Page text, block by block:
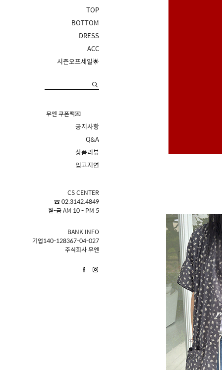
TOP
BOTTOM
DRESS
ACC
시즌오프세일🌟
무엔 쿠폰팩💌
공지사항
Q&A
상품리뷰
입고지연
CS CENTER
☎ 02.3142.4849
월-금 AM 10 - PM 5
BANK INFO
기업140-128367-04-027
주식회사 무엔